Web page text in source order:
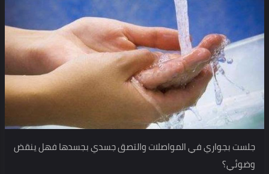
جلست بجواري في المواصلات والتصق جسدي بجسدها فهل ينقض
وضوئي؟